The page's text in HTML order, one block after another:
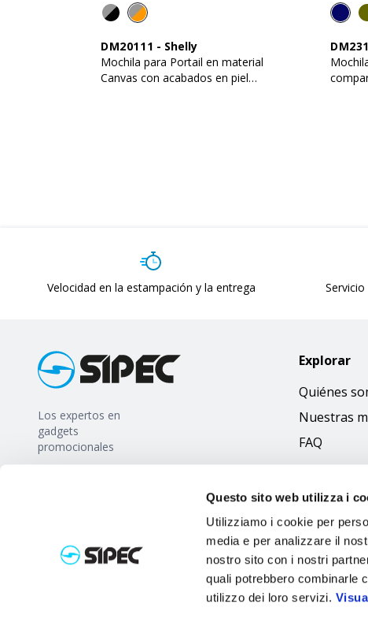
Questo sito web utilizza i
Utilizziamo i cookie per
media e per analizzare il
nostro sito con i nostri
quali potrebbero combinarle
utilizzo dei loro servizi.
DM20111 - Shelly
Mochila para Portail en material
Canvas con acabados en piel
Velocidad en la estampación y la entrega
Los expertos en
gadgets
promocionales
Explorar
Quiénes
Nuestras
FAQ